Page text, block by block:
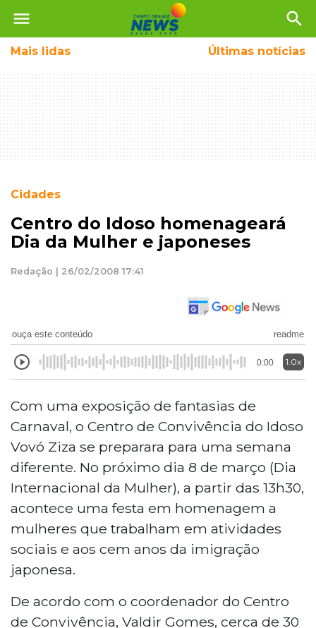
menu search
Mais lidas Últimas notícias
Cidades
Centro do Idoso homenageará
Dia da Mulher e japoneses
Redação | 26/02/2008 17:41
ouça este conteúdo readme
0:00 1.0x
Com uma exposição de fantasias de
Carnaval, o Centro de Convivência do Idoso
Vovó Ziza se preparara para uma semana
diferente. No próximo dia 8 de março (Dia
Internacional da Mulher), a partir das 13h30,
acontece uma festa em homenagem a
mulheres que trabalham em atividades
sociais e aos cem anos da imigração
japonesa.
De acordo com o coordenador do Centro
de Convivência, Valdir Gomes, cerca de 30